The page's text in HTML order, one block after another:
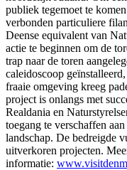
publiek tegemoet te
verbonden particuliere
Deense equivalent van
actie te beginnen om de
trap naar de toren
caleidoscoop
fraaie omgeving kreeg
project is onlangs met
Realdania en
toegang te verschaffen
landschap. De bedreigde
uitverkoren projecten.
informatie: